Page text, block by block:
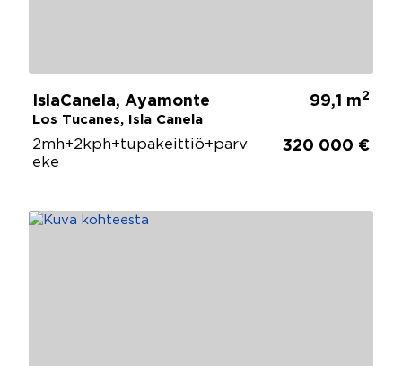
IslaCanela, Ayamonte
Los Tucanes, Isla Canela
99,1 m2
2mh+2kph+tupakeittiö+parv
eke
320 000 €